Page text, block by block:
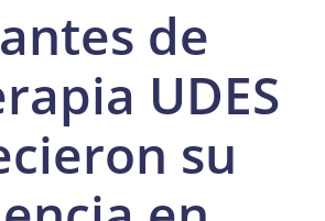
de
UDES
su